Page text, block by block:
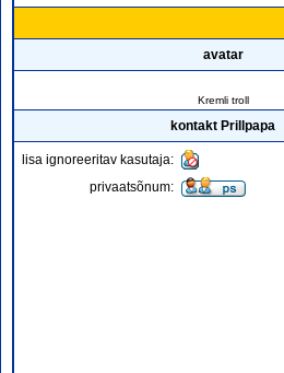
avatar
Kremli troll
kontakt Prillpapa
lisa ignoreeritav kasutaja:
privaatsõnum: